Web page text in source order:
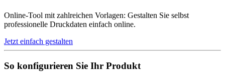
Online-Tool mit zahlreichen Vorlagen: Gestalten Sie selbst
professionelle Druckdaten einfach online.
Jetzt einfach gestalten
So konfigurieren Sie Ihr Produkt